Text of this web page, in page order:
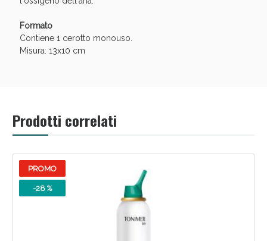
Formato
Contiene 1 cerotto monouso.
Misura: 13x10 cm
Prodotti correlati
PROMO
-28 %
Vie Urinarie e Prostata: Sconti fino al 45% oggi!